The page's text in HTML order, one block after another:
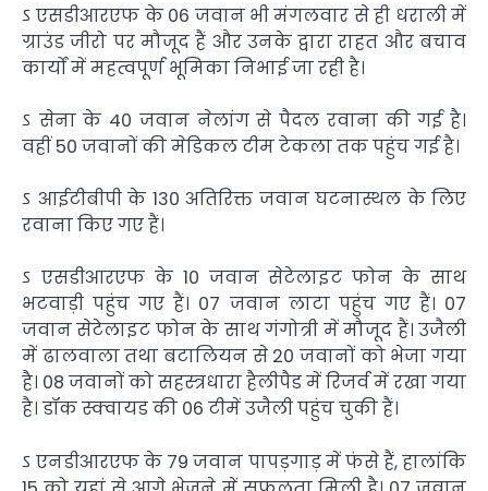
ऽ एसडीआरएफ के 06 जवान भी मंगलवार से ही धराली में
ग्राउंड जीरो पर मौजूद हैं और उनके द्वारा राहत और बचाव
कार्यों में महत्वपूर्ण भूमिका निभाई जा रही है।
ऽ सेना के 40 जवान नेलांग से पैदल रवाना की गई है।
वहीं 50 जवानों की मेडिकल टीम टेकला तक पहुंच गई है।
ऽ आईटीबीपी के 130 अतिरिक्त जवान घटनास्थल के लिए
रवाना किए गए हैं।
ऽ एसडीआरएफ के 10 जवान सेटेलाइट फोन के साथ
भटवाड़ी पहुंच गए हैं। 07 जवान लाटा पहुंच गए हैं। 07
जवान सेटेलाइट फोन के साथ गंगोत्री में मौजूद हैं। उजैली
में ढालवाला तथा बटालियन से 20 जवानों को भेजा गया
है। 08 जवानों को सहस्त्रधारा हैलीपैड में रिजर्व में रखा गया
है। डॉक स्क्वायड की 06 टीमें उजैली पहुंच चुकी हैं।
ऽ एनडीआरएफ के 79 जवान पापड़गाड़ में फंसे हैं, हालांकि